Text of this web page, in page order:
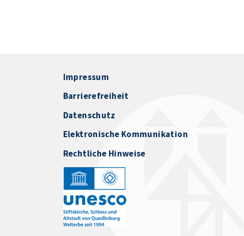
Impressum
Barrierefreiheit
Datenschutz
Elektronische Kommunikation
Rechtliche Hinweise